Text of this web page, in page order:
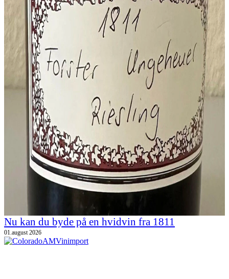
Nu kan du byde på en hvidvin fra 1811
01.august 2026